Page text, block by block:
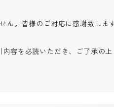
。皆様のご対応に感謝致します
内容を必読いただき、ご了承の